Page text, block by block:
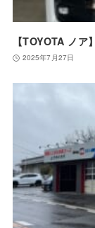
【TOYOTA ノ
2025年7月27日